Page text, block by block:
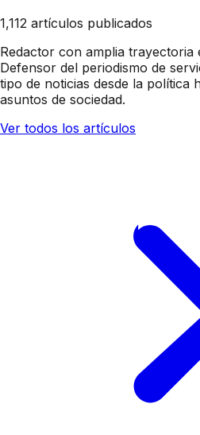
1,112 artículos publicados
Redactor con amplia trayectoria
Defensor del periodismo de
tipo de noticias desde la política
asuntos de sociedad.
Ver todos los artículos